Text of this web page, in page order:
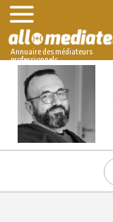
Skip
content
Annuaire des médiateurs
professionnels
AlloMediateur
François